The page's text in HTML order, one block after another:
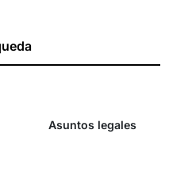
Asuntos legales